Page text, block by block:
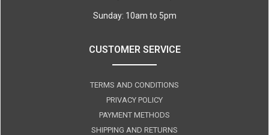
Sunday: 10am to 5pm
CUSTOMER SERVICE
TERMS AND CONDITIONS
PRIVACY POLICY
PAYMENT METHODS
SHIPPING AND RETURNS